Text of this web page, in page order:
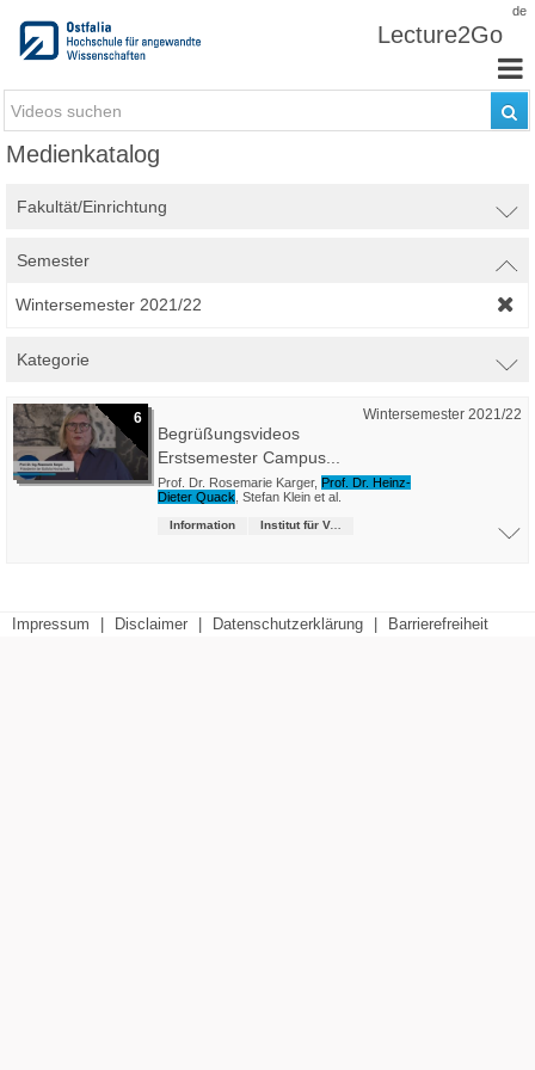
de
Lecture2Go
Medienkatalog
Fakultät/Einrichtung
Semester
Wintersemester 2021/22
Kategorie
6 Wintersemester 2021/22
Begrüßungsvideos
Erstsemester Campus...
Prof. Dr. Rosemarie Karger, Prof. Dr. Heinz-
Dieter Quack Stefan Klein et al.
Information Institut für Verkehrsmanagement
Impressum Disclaimer Datenschutzerklärung Barrierefreiheit